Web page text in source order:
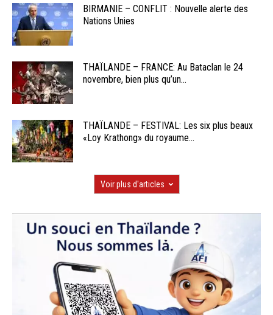
BIRMANIE – CONFLIT : Nouvelle alerte des
Nations Unies
THAÏLANDE – FRANCE: Au Bataclan le 24
novembre, bien plus qu’un...
THAÏLANDE – FESTIVAL: Les six plus beaux
«Loy Krathong» du royaume...
Voir plus d'articles